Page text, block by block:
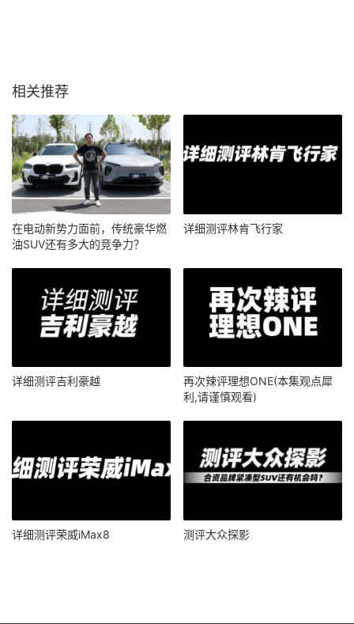
相关推荐
在电动新势力面前，传统豪华燃
油SUV还有多大的竞争力？
详细测评林肯飞行家
详细测评吉利豪越
再次辣评理想ONE(本集观点犀
利,请谨慎观看)
详细测评荣威iMax8 测评大众探影